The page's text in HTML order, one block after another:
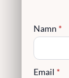
Namn *
Email *